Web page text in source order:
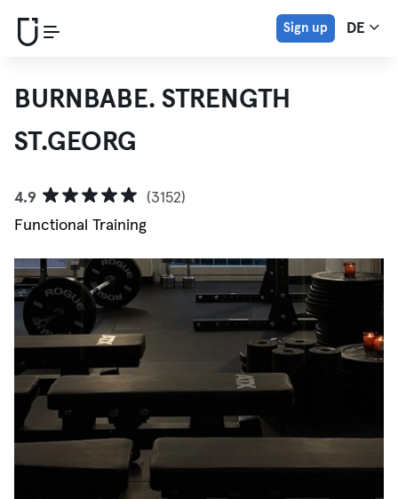
Sign up DE
BURNBABE. STRENGTH
ST.GEORG
4.9
(3152)
Functional Training